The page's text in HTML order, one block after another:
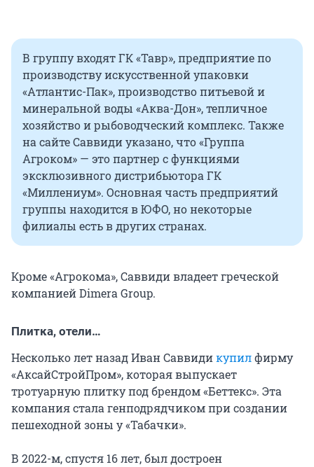
В группу входят ГК «Тавр», предприятие по
производству искусственной упаковки
«Атлантис-Пак», производство питьевой и
минеральной воды «Аква-Дон», тепличное
хозяйство и рыбоводческий комплекс. Также
на сайте Саввиди указано, что «Группа
Агроком» — это партнер с функциями
эксклюзивного дистрибьютора ГК
«Миллениум». Основная часть предприятий
группы находится в ЮФО, но некоторые
филиалы есть в других странах.
Кроме «Агрокома», Саввиди владеет греческой
компанией Dimera Group.
Плитка, отели…
Несколько лет назад Иван Саввидикупилфирму
«АксайСтройПром», которая выпускает
тротуарную плитку под брендом «Беттекс». Эта
компания стала генподрядчиком при создании
пешеходной зоны у «Табачки».
В 2022-м, спустя 16 лет, был достроен